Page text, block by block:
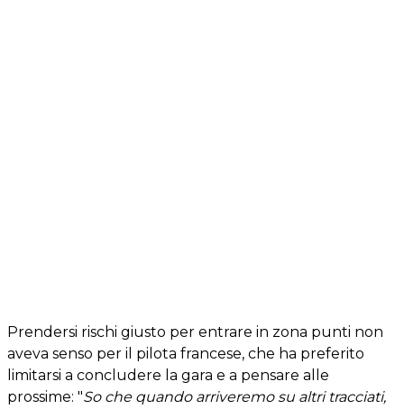
Prendersi rischi giusto per entrare in zona punti non
aveva senso per il pilota francese, che ha preferito
limitarsi a concludere la gara e a pensare alle
prossime: "So che quando arriveremo su altri tracciati,